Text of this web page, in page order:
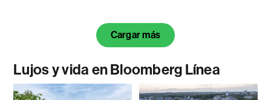
Cargar más
Lujos y vida en Bloomberg Línea